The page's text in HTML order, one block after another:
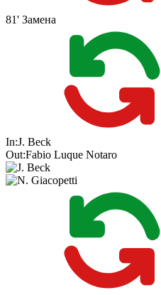
81' Замена
In:J. Beck
Out:Fabio Luque Notaro